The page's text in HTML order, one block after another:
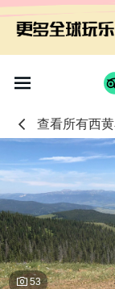
查看所有西
53